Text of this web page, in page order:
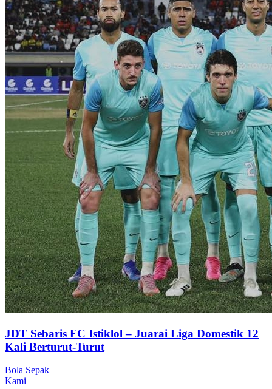
JDT Sebaris FC Istiklol – Juarai Liga Domestik 12
Kali Berturut-Turut
Bola Sepak
Kami